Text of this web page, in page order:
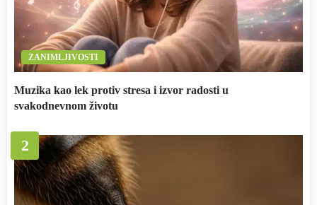
ZANIMLJIVOSTI
Muzika kao lek protiv stresa i izvor radosti u
svakodnevnom životu
2